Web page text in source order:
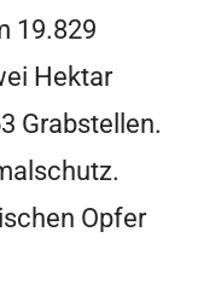
19.829
Hektar
Grabstellen.
Opfer